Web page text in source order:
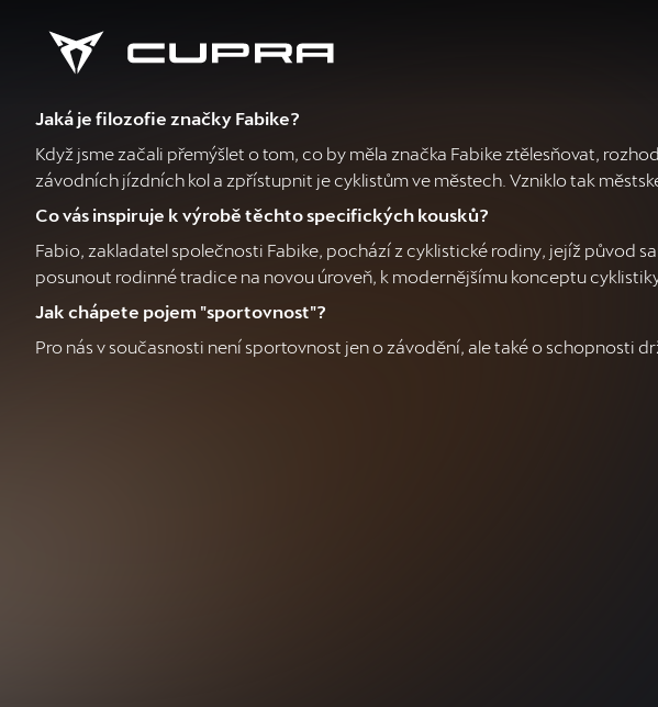
Jaká je filozofie značky Fabike?
Když jsme začali přemýšlet o tom, co by měla značka Fabike ztělesňovat,
závodních jízdních kol a zpřístupnit je cyklistům ve městech. Vzniklo tak
Co vás inspiruje k výrobě těchto specifických kousků?
Fabio, zakladatel společnosti Fabike, pochází z cyklistické rodiny, jejíž původ
posunout rodinné tradice na novou úroveň, k modernějšímu konceptu
Jak chápete pojem "sportovnost"?
Pro nás v současnosti není sportovnost jen o závodění, ale také o schopnosti